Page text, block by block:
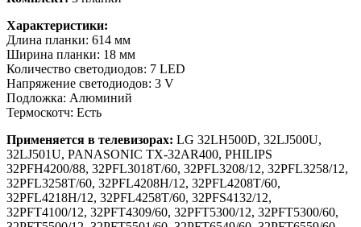
Характеристики:
Длина планки: 614 мм
Ширина планки: 18 мм
Количество светодиодов: 7 LED
Напряжение светодиодов: 3 V
Подложка: Алюминий
Термоскотч: Есть
Применяется в телевизорах: LG 32LH500D, 32LJ500U,
32LJ501U, PANASONIC TX-32AR400, PHILIPS
32PFH4200/88, 32PFL3018T/60, 32PFL3208/12, 32PFL3258/12,
32PFL3258T/60, 32PFL4208H/12, 32PFL4208T/60,
32PFL4218H/12, 32PFL4258T/60, 32PFS4132/12,
32PFT4100/12, 32PFT4309/60, 32PFT5300/12, 32PFT5300/60,